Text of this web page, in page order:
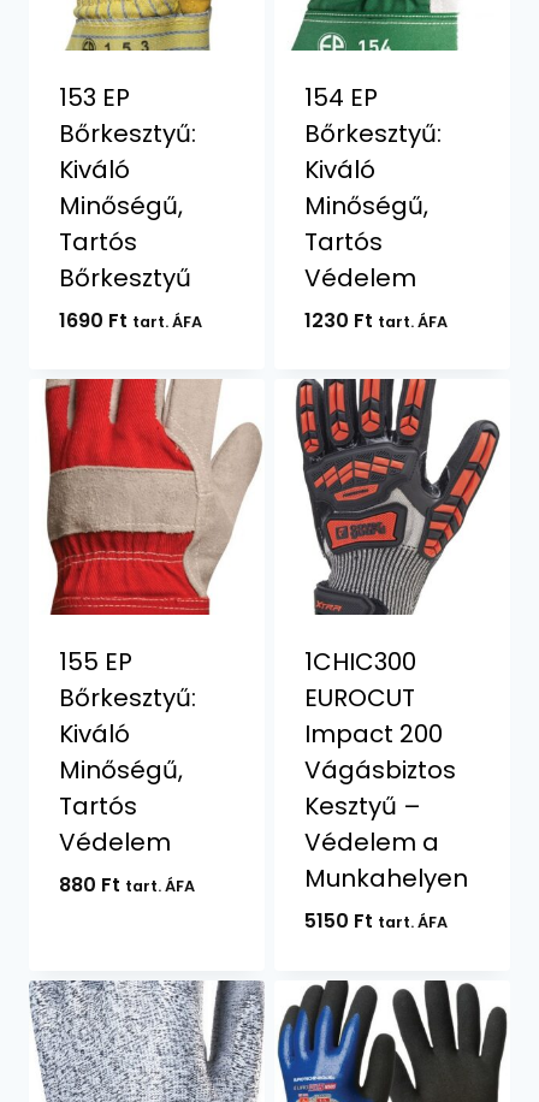
153 EP
Bőrkesztyű:
Kiváló
Minőségű,
Tartós
Bőrkesztyű
1690 Ft tart. ÁFA
154 EP
Bőrkesztyű:
Kiváló
Minőségű,
Tartós
Védelem
1230 Ft tart. ÁFA
155 EP
Bőrkesztyű:
Kiváló
Minőségű,
Tartós
Védelem
880 Ft tart. ÁFA
1CHIC300
EUROCUT
Impact 200
Vágásbiztos
Kesztyű –
Védelem a
Munkahelyen
5150 Ft tart. ÁFA